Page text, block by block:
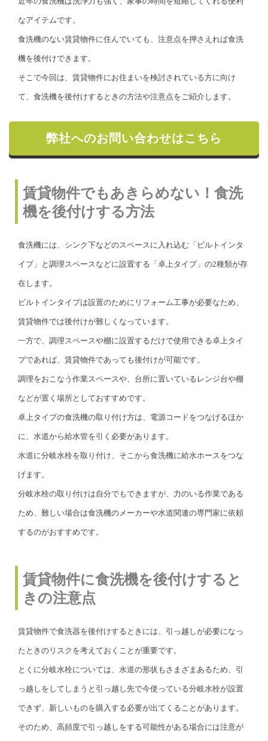
なアイテムです。
食洗機のない賃貸物件に住んでいても、注意点を押さえれば食洗
機を後付けできます。
そこで今回は、賃貸物件にお住まいを検討されている方に向け
て、食洗機を後付けするときの方法や注意点をご紹介します。
弊社へのお問い合わせはこちら
賃貸物件でもあきらめない！食洗
機を後付けする方法
食洗機には、シンク下などのスペースに入れ込む「ビルトインタ
イプ」と調理スペースなどに設置する「卓上タイプ」の2種類が存
在します。
ビルトインタイプは設置のためにリフォーム工事が必要なため、
賃貸物件では後付けが難しくなっています。
一方で、調理スペースや棚に設置するだけで使用できる卓上タイ
プであれば、賃貸物件であっても後付けが可能です。
調理をおこなう作業スペースや、台所に置いているレンジ台や棚
などが置く場所としておすすめです。
卓上タイプの食洗機の取り付け方は、電源コードをつなげるほか
に、水道から給水管を引く必要があります。
水道に分岐水栓を取り付け、そこから食洗機に給水ホースをつな
げます。
分岐水栓の取り付けは自分でもできますが、力のいる作業である
ため、難しい場合は食洗機のメーカーや水道関連の専門家に依頼
するのがおすすめです。
賃貸物件に食洗機を後付けすると
きの注意点
賃貸物件で食洗器を後付けするときには、引っ越しが必要になっ
たときのリスクを考えておくことが重要です。
とくに分岐水栓については、水道の形状もさまざまあるため、引
っ越しをしてしまうと引っ越し先で今使っている分岐水栓が設置
できず、新しいものを購入する必要が出てくることがあります。
そのため、高頻度で引っ越しをする可能性がある場合には注意が